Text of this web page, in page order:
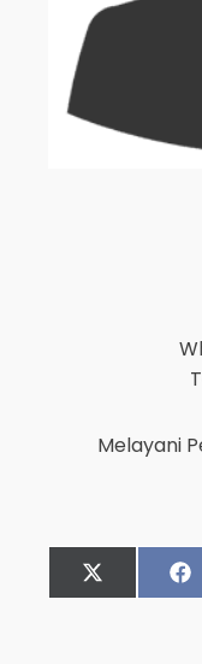
Melayani
Share
on
X
(Twitter)